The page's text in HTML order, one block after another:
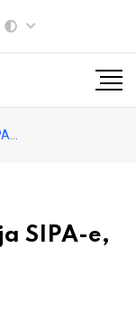
SIPA-e,